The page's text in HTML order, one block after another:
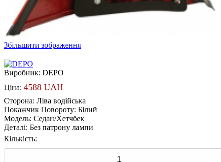
Збільшити зображення
Виробник: DEPO
Ціна: 4588 UAH
Сторона: Ліва водійська
Покажчик Повороту: Білий
Модель: Седан/Хетчбек
Деталі: Без патрону лампи
Кількість: